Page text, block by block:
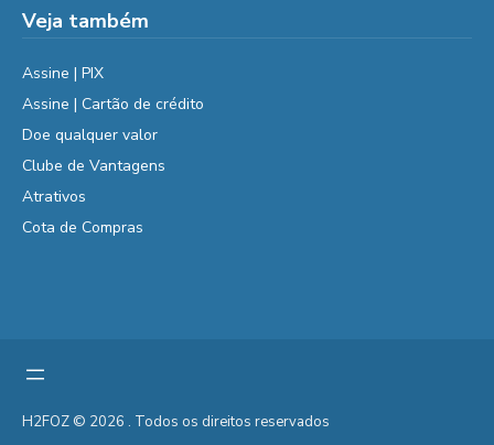
Veja também
Assine | PIX
Assine | Cartão de crédito
Doe qualquer valor
Clube de Vantagens
Atrativos
Cota de Compras
H2FOZ © 2026 . Todos os direitos reservados